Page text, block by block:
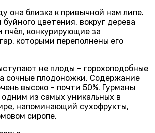
она близка к привычной нам липе.
цветения, вокруг дерева
пчёл, конкурирующие за
которыми переполнены его
не плоды – горохоподобные
сочные плодоножки. Содержание
высоко – почти 50%. Гурманы
из самых уникальных в
напоминающий сухофрукты,
сиропе.